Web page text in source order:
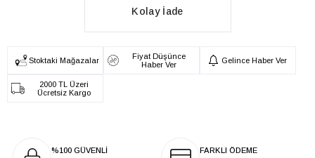
Kolay İade
Stoktaki Mağazalar
Fiyat Düşünce
Haber Ver
Gelince Haber Ver
2000 TL Üzeri
Ücretsiz Kargo
%100 GÜVENLİ
FARKLI ÖDEME